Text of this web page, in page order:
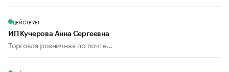
ДЕЙСТВУЕТ
ИП Кучерова Анна Сергеевна
Торговля розничная по почте...